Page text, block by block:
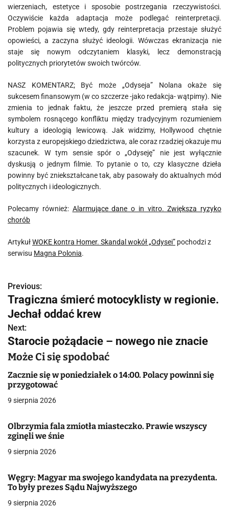
wierzeniach, estetyce i sposobie postrzegania rzeczywistości.
Oczywiście każda adaptacja może podlegać reinterpretacji.
Problem pojawia się wtedy, gdy reinterpretacja przestaje służyć
opowieści, a zaczyna służyć ideologii. Wówczas ekranizacja nie
staje się nowym odczytaniem klasyki, lecz demonstracją
politycznych priorytetów swoich twórców.
NASZ KOMENTARZ; Być może „Odyseja” Nolana okaże się
sukcesem finansowym (w co szczerze -jako redakcja- wątpimy). Nie
zmienia to jednak faktu, że jeszcze przed premierą stała się
symbolem rosnącego konfliktu między tradycyjnym rozumieniem
kultury a ideologią lewicową. Jak widzimy, Hollywood chętnie
korzysta z europejskiego dziedzictwa, ale coraz rzadziej okazuje mu
szacunek. W tym sensie spór o „Odyseję” nie jest wyłącznie
dyskusją o jednym filmie. To pytanie o to, czy klasyczne dzieła
powinny być zniekształcane tak, aby pasowały do aktualnych mód
politycznych i ideologicznych.
Polecamy również: Alarmujące dane o in vitro. Zwiększa ryzyko
chorób
ArtykułWOKE kontra Homer. Skandal wokół „Odysei” pochodzi z
serwisu Magna Polonia.
N
a
w
i
a
c
j
a
p
i
Previous:
Tragiczna śmierć motocyklisty w regionie.
Jechał oddać krew
Next:
Starocie pożądacie – nowego nie znacie
Może Ci się spodobać
Zacznie się w poniedziałek o 14:00. Polacy powinni się
przygotować
9 sierpnia 2026
Olbrzymia fala zmiotła miasteczko. Prawie wszyscy
zginęli we śnie
9 sierpnia 2026
Węgry: Magyar ma swojego kandydata na prezydenta.
To były prezes Sądu Najwyższego
9 sierpnia 2026